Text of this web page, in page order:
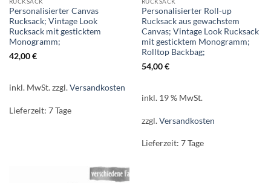
Personalisierter Canvas
Rucksack; Vintage Look
Rucksack mit gesticktem
Monogramm;
42,00€
inkl. MwSt.zzgl.Versandkosten
Lieferzeit: 7 Tage
Personalisierter Roll-up
Rucksack aus gewachstem
Canvas; Vintage Look Rucksack
mit gesticktem Monogramm;
Rolltop Backbag;
54,00€
inkl. 19 % MwSt.
zzgl.Versandkosten
Lieferzeit: 7 Tage